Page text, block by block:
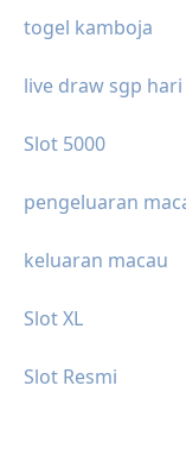
togel kamboja
live draw sgp
Slot 5000
pengeluaran
keluaran macau
Slot XL
Slot Resmi